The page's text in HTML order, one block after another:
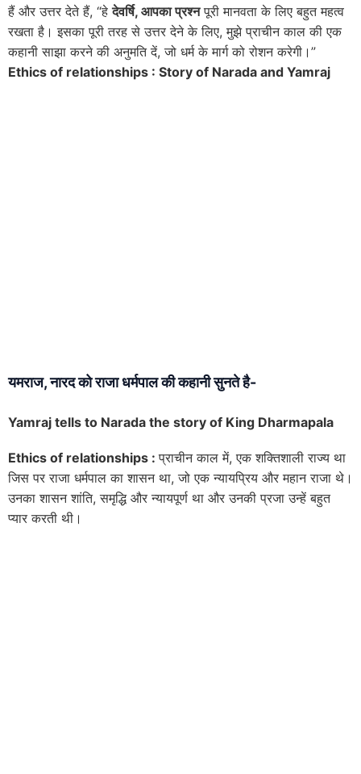
हैं और उत्तर देते हैं, “हेदेवर्षि, आपका प्रश्नपूरी मानवता के लिए बहुत महत्व
रखता है। इसका पूरी तरह से उत्तर देने के लिए, मुझे प्राचीन काल की एक
कहानी साझा करने की अनुमति दें, जो धर्म के मार्ग को रोशन करेगी।”
Ethics of relationships : Story of Narada and Yamraj
यमराज, नारद को राजा धर्मपाल की कहानी सुनते है-
Yamraj tells to Narada the story of King Dharmapala
Ethics of relationships :प्राचीन काल में, एक शक्तिशाली राज्य था
जिस पर राजा धर्मपाल का शासन था, जो एक न्यायप्रिय और महान राजा थे।
उनका शासन शांति, समृद्धि और न्यायपूर्ण था और उनकी प्रजा उन्हें बहुत
प्यार करती थी।